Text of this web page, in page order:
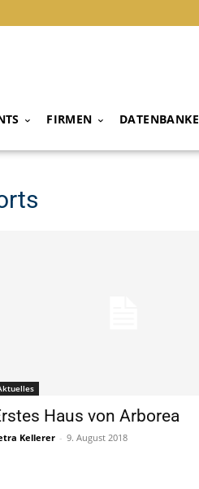
FIRMEN
Haus von Arborea
Kellerer - 9. August 2018